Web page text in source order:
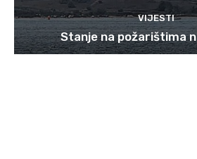
VIJESTI
Stanje na požarištima